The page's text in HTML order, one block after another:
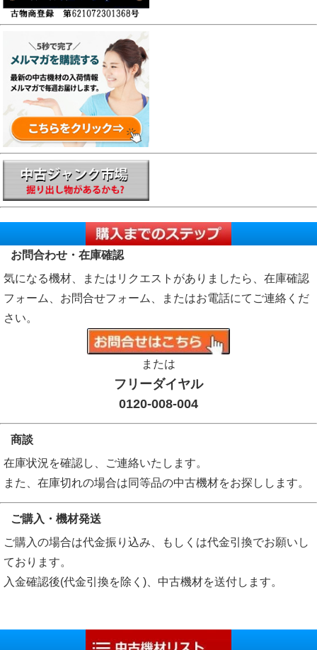
お問合わせ・在庫確認
気になる機材、またはリクエストがありましたら、在庫確認
フォーム、お問合せフォーム、またはお電話にてご連絡くだ
さい。
または
フリーダイヤル
0120-008-004
商談
在庫状況を確認し、ご連絡いたします。
また、在庫切れの場合は同等品の中古機材をお探しします。
ご購入・機材発送
ご購入の場合は代金振り込み、もしくは代金引換でお願いし
ております。
入金確認後(代金引換を除く)、中古機材を送付します。